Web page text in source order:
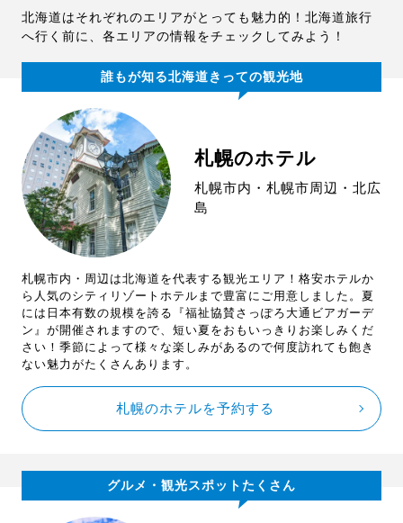
北海道はそれぞれのエリアがとっても魅力的！北海道旅行
へ行く前に、各エリアの情報をチェックしてみよう！
誰もが知る北海道きっての観光地
札幌のホテル
札幌市内・札幌市周辺・北広
島
札幌市内・周辺は北海道を代表する観光エリア！格安ホテルか
ら人気のシティリゾートホテルまで豊富にご用意しました。夏
には日本有数の規模を誇る『福祉協賛さっぽろ大通ビアガーデ
ン』が開催されますので、短い夏をおもいっきりお楽しみくだ
さい！季節によって様々な楽しみがあるので何度訪れても飽き
ない魅力がたくさんあります。
札幌のホテルを予約する
グルメ・観光スポットたくさん